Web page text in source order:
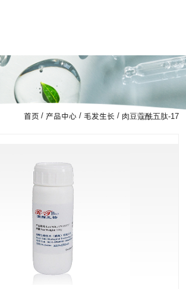
首页 / 产品中心 / 毛发生长 / 肉豆蔻酰五肽-17